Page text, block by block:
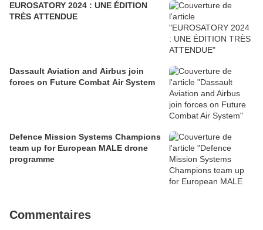
EUROSATORY 2024 : UNE ÉDITION
TRÈS ATTENDUE
Dassault Aviation and Airbus join
forces on Future Combat Air System
Defence Mission Systems Champions
team up for European MALE drone
programme
Commentaires